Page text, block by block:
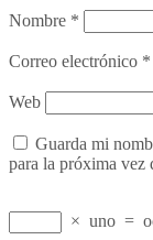
Nombre *
Correo electrónico *
Web
Guarda mi
para la próxima vez
× uno =